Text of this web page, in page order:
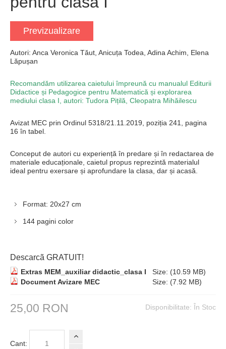
Previzualizare
Autori: Anca Veronica Tăut, Anicuța Todea, Adina Achim, Elena
Lăpușan
Recomandăm utilizarea caietului împreună cu manualul Editurii
Didactice și Pedagogice pentru Matematică și explorarea
mediului clasa I, autori: Tudora Pițilă, Cleopatra Mihăilescu
Avizat MEC prin Ordinul 5318/21.11.2019, poziția 241, pagina
16 în tabel.
Conceput de autori cu experiență în predare și în redactarea de
materiale educaționale, caietul propus reprezintă materialul
ideal pentru exersare și aprofundare la clasa, dar și acasă.
Format: 20x27 cm
144 pagini color
Descarcã GRATUIT!
Extras MEM_auxiliar didactic_clasa I Size: (10.59 MB)
Document Avizare MEC
Size: (7.92 MB)
Disponibilitate: În Stoc
25,00 RON
Cant: